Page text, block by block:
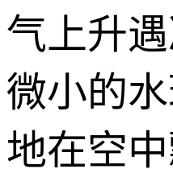
气上升
微小的
地在空